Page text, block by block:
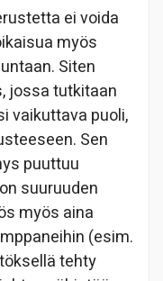
ei voida
myös
Siten
jossa tutkitaan
vaikuttava puoli,
Sen
puuttuu
suuruuden
myös aina
(esim.
tehty